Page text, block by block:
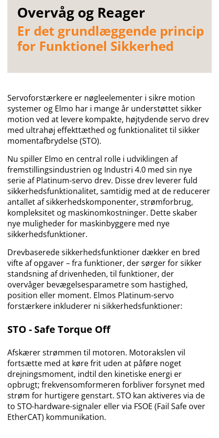
Overvåg og Reager
Er det grundlæggende princip
for Funktionel Sikkerhed
Servoforstærkere er nøgleelementer i sikre motion
systemer og Elmo har i mange år understøttet sikker
motion ved at levere kompakte, højtydende servo drev
med ultrahøj effekttæthed og funktionalitet til sikker
momentafbrydelse (STO).
Nu spiller Elmo en central rolle i udviklingen af
fremstillingsindustrien og Industri 4.0 med sin nye
serie af Platinum-servo drev. Disse drev leverer fuld
sikkerhedsfunktionalitet, samtidig med at de reducerer
antallet af sikkerhedskomponenter, strømforbrug,
kompleksitet og maskinomkostninger. Dette skaber
nye muligheder for maskinbyggere med nye
sikkerhedsfunktioner.
Drevbaserede sikkerhedsfunktioner dækker en bred
vifte af opgaver – fra funktioner, der sørger for sikker
standsning af drivenheden, til funktioner, der
overvåger bevægelsesparametre som hastighed,
position eller moment. Elmos Platinum-servo
forstærkere inkluderer ni sikkerhedsfunktioner:
STO - Safe Torque Off
Afskærer strømmen til motoren. Motorakslen vil
fortsætte med at køre frit uden at påføre noget
drejningsmoment, indtil den kinetiske energi er
opbrugt; frekvensomformeren forbliver forsynet med
strøm for hurtigere genstart. STO kan aktiveres via de
to STO-hardware-signaler eller via FSOE (Fail Safe over
EtherCAT) kommunikation.